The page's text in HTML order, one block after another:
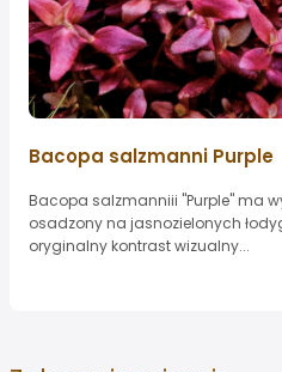
Bacopa salzmanni Purple
Bacopa salzmanniii "Purple" ma
osadzony na jasnozielonych
oryginalny kontrast wizualny...